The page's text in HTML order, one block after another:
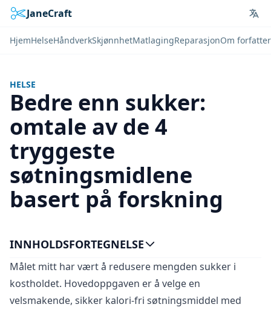
JaneCraft
HjemHelseHåndverkSkjønnhetMatlagingReparasjonOm
HELSE
Bedre enn sukker:
omtale av de 4
tryggeste
søtningsmidlene
basert på forskning
Målet mitt har vært å redusere mengden sukker i
kostholdet. Hovedoppgaven er å velge en
velsmakende, sikker kalori-fri søtningsmiddel med
INNHOLDSFORTEGNELSE